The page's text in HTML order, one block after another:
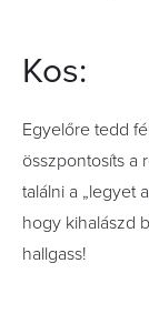
Kos:
Egyelőre tedd
összpontosíts a
találni a „legyet
hogy kihalászd
hallgass!